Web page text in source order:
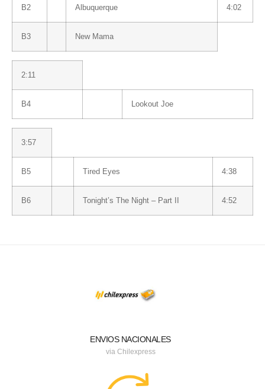
B2 Albuquerque 4:02
B3 New Mama
2:11
B4 Lookout Joe
3:57
B5 Tired Eyes 4:38
B6 Tonight’s The Night – Part II 4:52
ENVIOS NACIONALES
via Chilexpress